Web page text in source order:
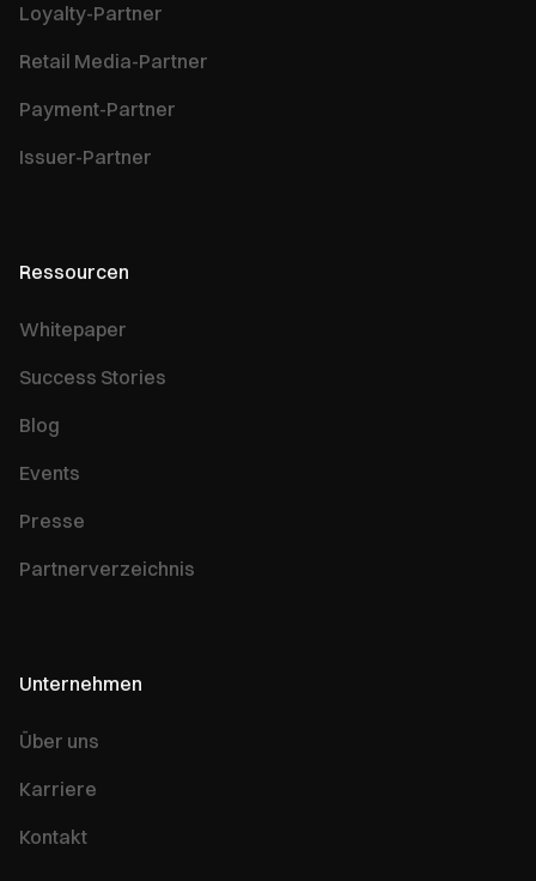
Loyalty-Partner
Retail Media-Partner
Payment-Partner
Issuer-Partner
Ressourcen
Whitepaper
Success Stories
Blog
Events
Presse
Partnerverzeichnis
Unternehmen
Über uns
Karriere
Kontakt